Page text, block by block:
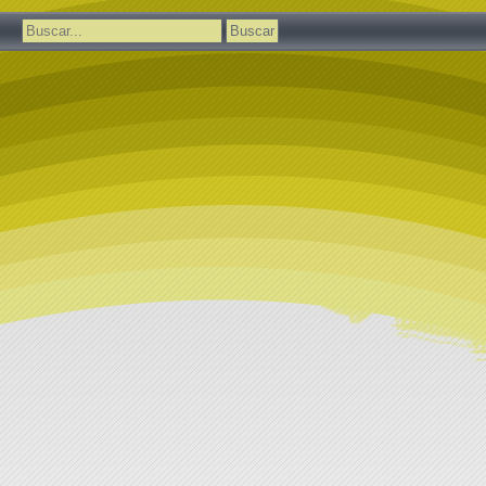
Buscar: